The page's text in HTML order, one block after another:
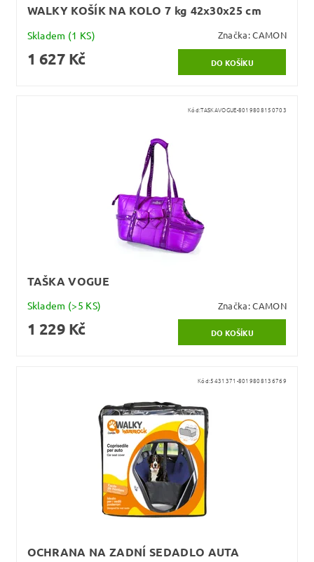
WALKY KOŠÍK NA KOLO 7 kg 42x30x25 cm
Skladem (1 KS) Značka:CAMON
1 627 Kč
Kód:TASKAVOGUE-8019808150703
TAŠKA VOGUE
Skladem (>5 KS) Značka:CAMON
1 229 Kč
Kód:5431371-8019808136769
OCHRANA NA ZADNÍ SEDADLO AUTA